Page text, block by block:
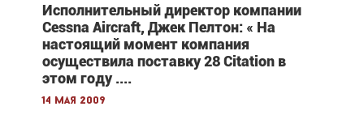
Исполнительный директор компании
Cessna Aircraft, Джек Пелтон: « На
настоящий момент компания
осуществила поставку 28 Citation в
этом году ....
14 мая 2009